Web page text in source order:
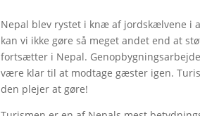
Nepal blev rystet i knæ af jordskælvene i
kan vi ikke gøre så meget andet end at
fortsætter i Nepal.
være klar til at modtage gæster igen.
den plejer at gøre!